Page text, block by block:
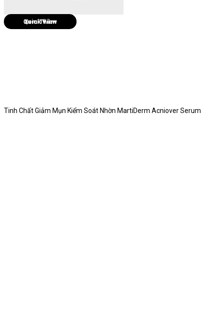
Quick View
Tinh Chất Giảm Mụn Kiểm Soát Nhờn MartiDerm Acniover Serum